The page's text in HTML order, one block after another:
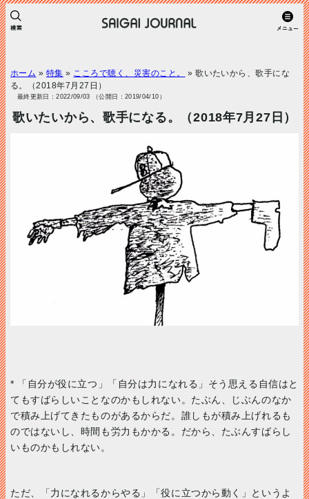
ホーム » 特集 » こころで聴く、災害のこと。 » 歌いたいから、歌手にな
る。（2018年7月27日）
最終更新日：2022/09/03 （公開日：2019/04/10）
歌いたいから、歌手になる。（2018年7月27日）
*
「自分が役に立つ」「自分は力になれる」そう思える自信はと
てもすばらしいことなのかもしれない。たぶん、じぶんのなか
で積み上げてきたものがあるからだ。誰しもが積み上げれるも
のではないし、時間も労力もかかる。だから、たぶんすばらし
いものかもしれない。
ただ、「力になれるからやる」「役に立つから動く」というよ